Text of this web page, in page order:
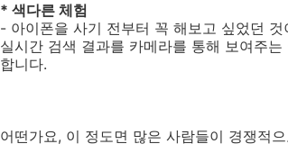
* 색다른 체험
- 아이폰을 사기 전부터 꼭 해보고 싶었던
실시간 검색 결과를 카메라를 통해 보여주
합니다.
어떤가요, 이 정도면 많은 사람들이 경쟁적